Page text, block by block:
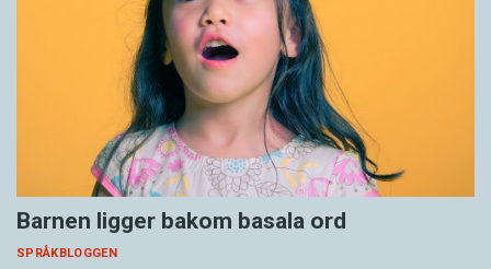
Barnen ligger bakom basala ord
SPRÅKBLOGGEN